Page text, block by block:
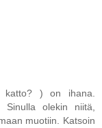
katto? ) on ihana.
Sinulla olekin niitä,
muotiin. Katsoin